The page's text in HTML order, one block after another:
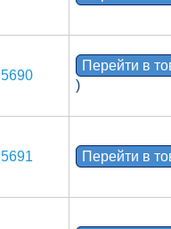
5690
Перейти в
)
5691 Перейти в